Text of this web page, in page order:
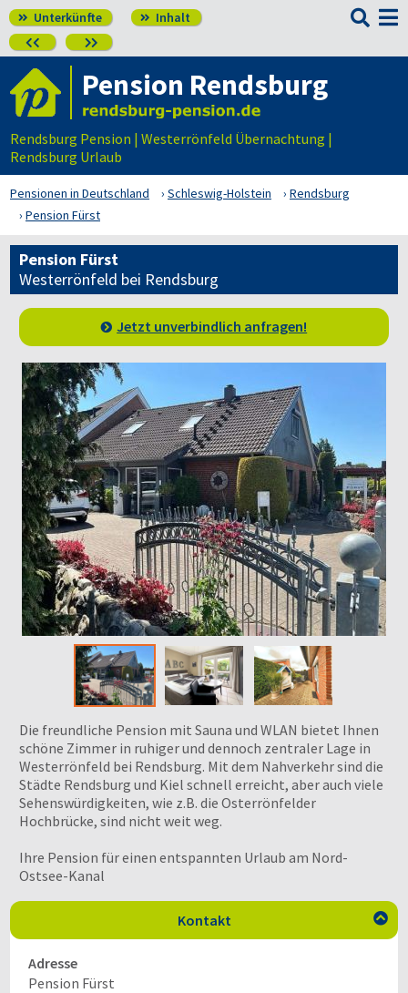
 Unterkünfte  Inhalt
 

Pension Rendsburg
Rendsburg Pension | Westerrönfeld Übernachtung |
Rendsburg Urlaub
Pensionen in Deutschland Schleswig-Holstein
Rendsburg
Pension Fürst
Pension Fürst
Westerrönfeld bei Rendsburg
Jetzt unverbindlich anfragen!
Die freundliche Pension mit Sauna und WLAN bietet Ihnen
schöne Zimmer in ruhiger und dennoch zentraler Lage in
Westerrönfeld bei Rendsburg. Mit dem Nahverkehr sind die
Städte Rendsburg und Kiel schnell erreicht, aber auch viele
Sehenswürdigkeiten, wie z.B. die Osterrönfelder
Hochbrücke, sind nicht weit weg.
Ihre Pension für einen entspannten Urlaub am Nord-
Ostsee-Kanal
Kontakt 
Adresse
Pension Fürst